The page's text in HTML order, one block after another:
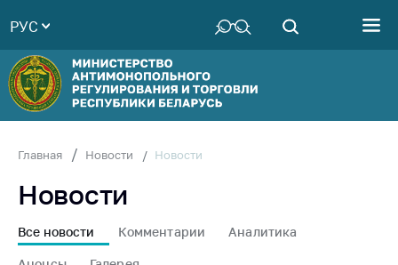
Руководство
Структура
Министерства
Территориальные
Законодательство
Антикоррупционная
деятельность
РУС
Главная Новости Новости
Новости
Все новости Комментарии Аналитика